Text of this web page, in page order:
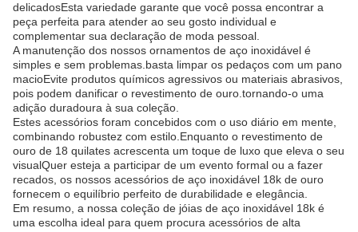
delicadosEsta variedade garante que você possa encontrar a
peça perfeita para atender ao seu gosto individual e
complementar sua declaração de moda pessoal.
A manutenção dos nossos ornamentos de aço inoxidável é
simples e sem problemas.basta limpar os pedaços com um pano
macioEvite produtos químicos agressivos ou materiais abrasivos,
pois podem danificar o revestimento de ouro.tornando-o uma
adição duradoura à sua coleção.
Estes acessórios foram concebidos com o uso diário em mente,
combinando robustez com estilo.Enquanto o revestimento de
ouro de 18 quilates acrescenta um toque de luxo que eleva o seu
visualQuer esteja a participar de um evento formal ou a fazer
recados, os nossos acessórios de aço inoxidável 18k de ouro
fornecem o equilíbrio perfeito de durabilidade e elegância.
Em resumo, a nossa coleção de jóias de aço inoxidável 18k é
uma escolha ideal para quem procura acessórios de alta